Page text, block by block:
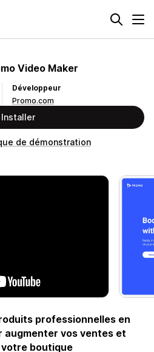
Video Maker
Développeur
Promo.com
Installer
de démonstration
professionnelles en
augmenter vos ventes et
boutique